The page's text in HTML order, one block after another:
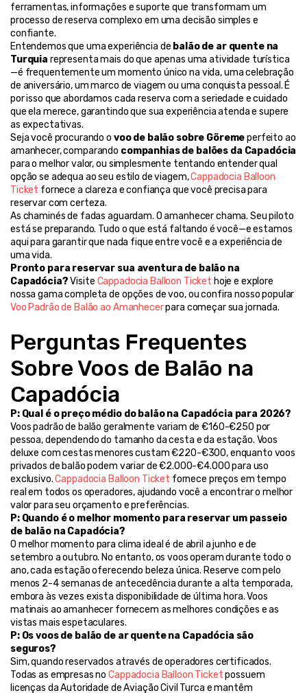
ferramentas, informações e suporte que transformam um
processo de reserva complexo em uma decisão simples e
confiante.
Entendemos que uma experiência de balão de ar quente na
Turquia representa mais do que apenas uma atividade turística
—é frequentemente um momento único na vida, uma celebração
de aniversário, um marco de viagem ou uma conquista pessoal. É
por isso que abordamos cada reserva com a seriedade e cuidado
que ela merece, garantindo que sua experiência atenda e supere
as expectativas.
Seja você procurando o voo de balão sobre Göreme perfeito ao
amanhecer, comparando companhias de balões da Capadócia
para o melhor valor, ou simplesmente tentando entender qual
opção se adequa ao seu estilo de viagem, Cappadocia Balloon
Ticket fornece a clareza e confiança que você precisa para
reservar com certeza.
As chaminés de fadas aguardam. O amanhecer chama. Seu piloto
está se preparando. Tudo o que está faltando é você—e estamos
aqui para garantir que nada fique entre você e a experiência de
uma vida.
Pronto para reservar sua aventura de balão na
Capadócia? Visite Cappadocia Balloon Ticket hoje e explore
Voo Padrão de Balão ao Amanhecer para começar sua jornada.
Perguntas Frequentes
Sobre Voos de Balão na
Capadócia
P: Qual é o preço médio do balão na Capadócia para 2026?
Voos padrão de balão geralmente variam de €160-€250 por
pessoa, dependendo do tamanho da cesta e da estação. Voos
deluxe com cestas menores custam €220-€300, enquanto voos
privados de balão podem variar de €2.000-€4.000 para uso
exclusivo. Cappadocia Balloon Ticket fornece preços em tempo
real em todos os operadores, ajudando você a encontrar o melhor
valor para seu orçamento e preferências.
P: Quando é o melhor momento para reservar um passeio
de balão na Capadócia?
O melhor momento para clima ideal é de abril a junho e de
setembro a outubro. No entanto, os voos operam durante todo o
ano, cada estação oferecendo beleza única. Reserve com pelo
menos 2-4 semanas de antecedência durante a alta temporada,
embora às vezes exista disponibilidade de última hora. Voos
matinais ao amanhecer fornecem as melhores condições e as
vistas mais espetaculares.
P: Os voos de balão de ar quente na Capadócia são
seguros?
Sim, quando reservados através de operadores certificados.
Todas as empresas no Cappadocia Balloon Ticket possuem
licenças da Autoridade de Aviação Civil Turca e mantêm